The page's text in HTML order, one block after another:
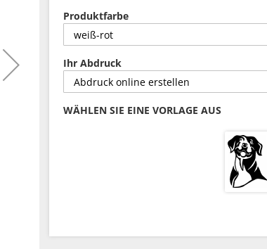
Produktfarbe
Ihr Abdruck
WÄHLEN SIE EINE VORLAGE AUS